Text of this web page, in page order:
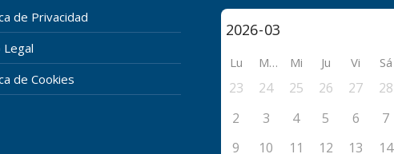
de Privacidad
Legal
de Cookies
Lu Ma Mi Ju Vi Sá
23 24 25 26 27 28
2
3 4 5 6 7
9
10 11 12 13 14